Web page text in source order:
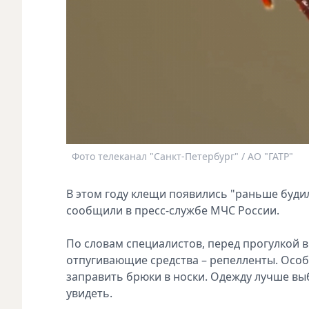
Фото телеканал "Санкт-Петербург" / АО "ГАТР"
В этом году клещи появились "раньше
сообщили в пресс-службе МЧС России.
По словам специалистов, перед прогулкой
отпугивающие средства – репелленты.
заправить брюки в носки. Одежду лучше
увидеть.